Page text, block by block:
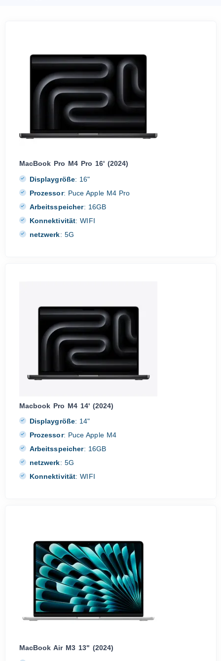
MacBook Pro M4 Pro 16' (2024)
Displaygröße: 16"
Prozessor: Puce Apple M4 Pro
Arbeitsspeicher: 16GB
Konnektivität: WIFI
netzwerk: 5G
Macbook Pro M4 14' (2024)
Displaygröße: 14"
Prozessor: Puce Apple M4
Arbeitsspeicher: 16GB
netzwerk: 5G
Konnektivität: WIFI
MacBook Air M3 13" (2024)